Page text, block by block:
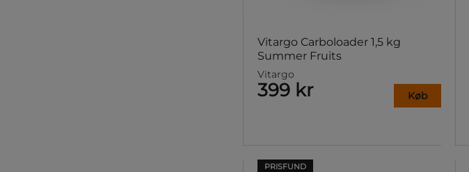
Vitargo Carboloader 1,5 kg
Summer Fruits
Vitargo
399 kr Køb
PRISFUND